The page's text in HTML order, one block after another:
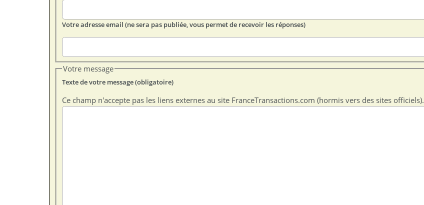
Votre adresse email (ne sera pas publiée, vous permet de recevoir les réponses)
Votre message
Texte de votre message (obligatoire)
Ce champ n'accepte pas les liens externes au site FranceTransactions.com (hormis vers des sites officiels).